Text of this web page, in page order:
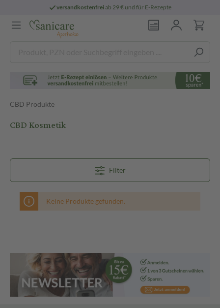
versandkostenfreiab 29 € und für E-Rezepte
CBD Produkte
CBD Kosmetik
Filter
Keine Produkte gefunden.